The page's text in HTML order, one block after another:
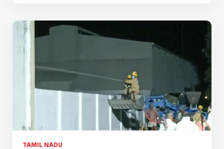
TAMIL NADU